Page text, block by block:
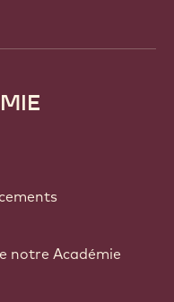
notre Académie